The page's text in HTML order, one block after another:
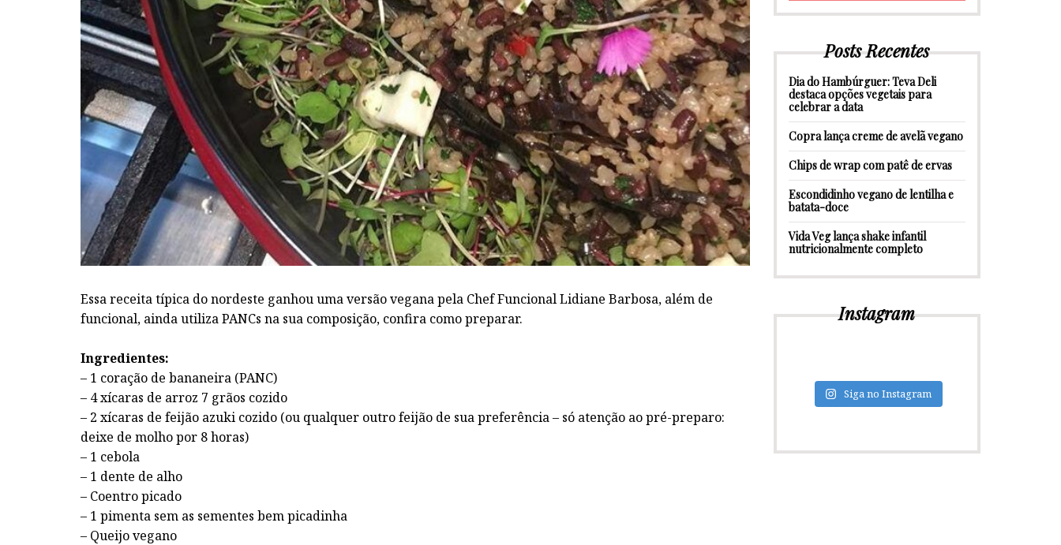
Essa receita típica do nordeste ganhou uma versão vegana pela Chef Funcional Lidiane Barbosa, além de
funcional, ainda utiliza PANCs na sua composição, confira como preparar.
Ingredientes:
– 1 coração de bananeira (PANC)
– 4 xícaras de arroz 7 grãos cozido
– 2 xícaras de feijão azuki cozido (ou qualquer outro feijão de sua preferência – só atenção ao pré-preparo:
deixe de molho por 8 horas)
– 1 cebola
– 1 dente de alho
– Coentro picado
– 1 pimenta sem as sementes bem picadinha
– Queijo vegano
Posts Recentes
Dia do Hambúrguer: Teva Deli
destaca opções vegetais para
celebrar a data
Copra lança creme de avelã vegano
Chips de wrap com patê de ervas
Escondidinho vegano de lentilha e
batata-doce
Vida Veg lança shake infantil
nutricionalmente completo
Instagram
Siga no Instagram